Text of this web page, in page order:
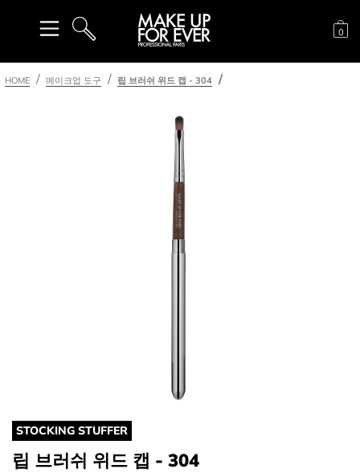
검색
장
0
HOME 메이크업 도구 립 브러쉬 위드 캡 - 304
STOCKING STUFFER
립 브러쉬 위드 캡 - 304